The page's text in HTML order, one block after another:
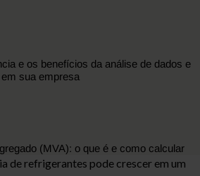
e os benefícios da análise de dados e
sua empresa
(MVA): o que é e como calcular
de refrigerantes pode crescer em um